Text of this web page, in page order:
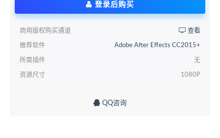
登录后购买
商用版权购买通道 查看
推荐软件 Adobe After Effects CC2015+
所需插件 无
资源尺寸 1080P
QQ咨询